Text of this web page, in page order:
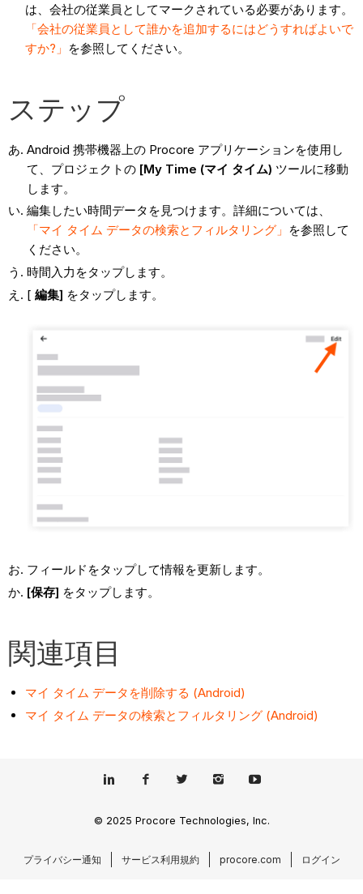
は、会社の従業員としてマークされている必要があります。
「会社の従業員として誰かを追加するにはどうすればよいで
すか?」 を参照してください。
ステップ
Android 携帯機器上の Procore アプリケーションを使用し
て、プロジェクトの [My Time (マイ タイム) ツールに移動
します。
編集したい時間データを見つけます。詳細については、
「マイ タイム データの検索とフィルタリング」 を参照して
ください。
時間入力をタップします。
[ 編集] をタップします。
フィールドをタップして情報を更新します。
[保存] をタップします。
関連項目
マイ タイム データを削除する (Android)
マイ タイム データの検索とフィルタリング (Android)
© 2025 Procore Technologies, Inc.
プライバシー通知 サービス利用規約 procore.com ログイン